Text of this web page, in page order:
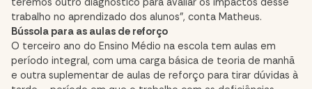
trabalho no aprendizado dos alunos”, conta Matheus.
Bússola para as aulas de reforço
O terceiro ano do Ensino Médio na escola tem aulas em
período integral, com uma carga básica de teoria de manhã
e outra suplementar de aulas de reforço para tirar dúvidas à